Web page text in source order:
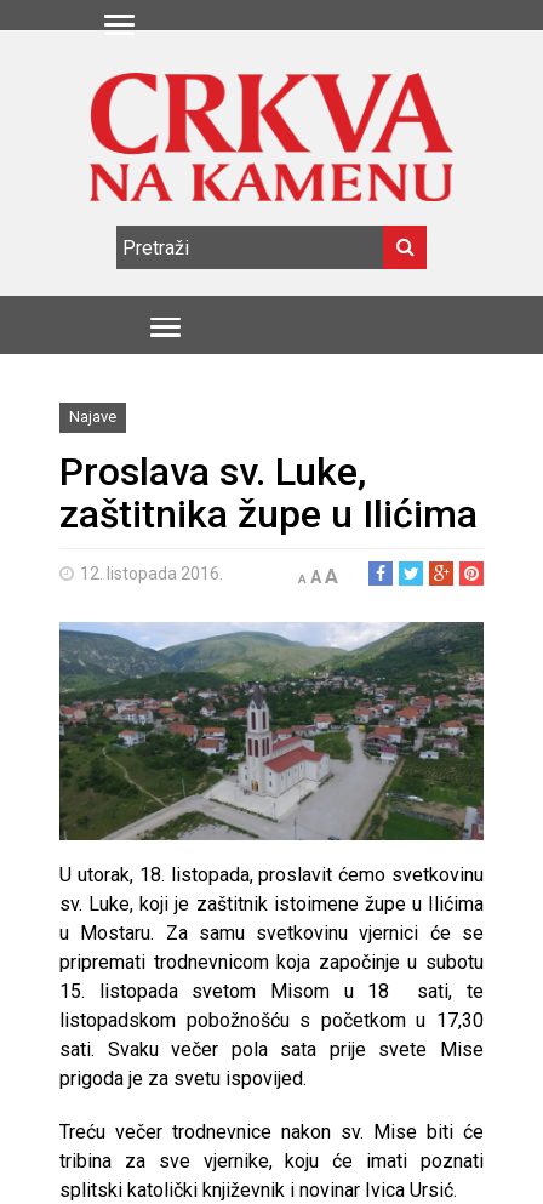
Najave
Proslava sv. Luke,
zaštitnika župe u Ilićima
12. listopada 2016. A AA
U utorak, 18. listopada, proslavit ćemo svetkovinu
sv. Luke, koji je zaštitnik istoimene župe u Ilićima
u Mostaru. Za samu svetkovinu vjernici će se
pripremati trodnevnicom koja započinje u subotu
15. listopada svetom Misom u 18 sati, te
listopadskom pobožnošću s početkom u 17,30
sati. Svaku večer pola sata prije svete Mise
prigoda je za svetu ispovijed.
Treću večer trodnevnice nakon sv. Mise biti će
tribina za sve vjernike, koju će imati poznati
splitski katolički književnik i novinar Ivica Ursić.